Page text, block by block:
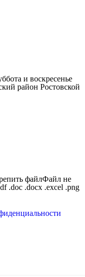
и воскресенье
район Ростовской
файлФайл не
.doc .docx .excel .png